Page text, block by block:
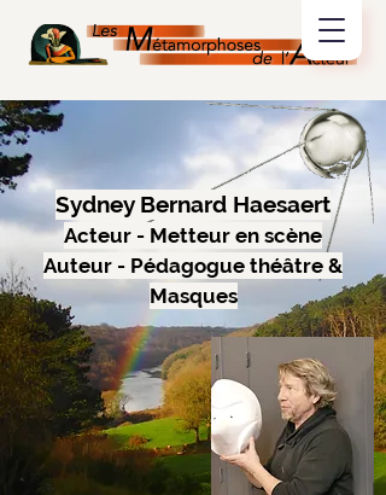
Sydney Bernard Haesaert
Acteur - Metteur en scène
Auteur - Pédagogue théâtre &
Masques